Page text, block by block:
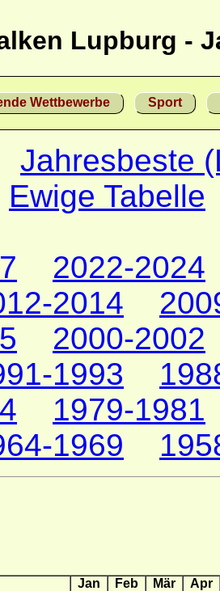
Lupburg -
Wettbewerbe Sport
Jahresbeste
Ewige Tabelle
2022-2024
2014
2000-2002
1993
1979-1981
1969
Jan Feb Mär Apr